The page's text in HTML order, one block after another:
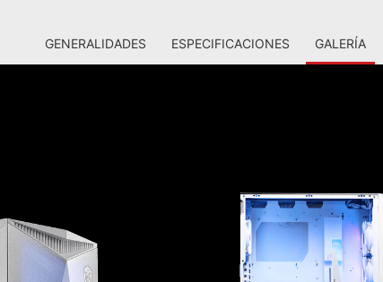
GENERALIDADES ESPECIFICACIONES GALERÍA